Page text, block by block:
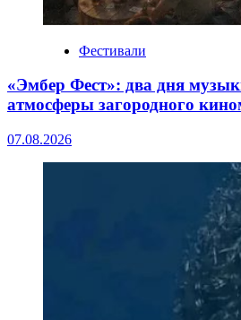
Фестивали
«Эмбер Фест»: два дня
атмосферы загородного
07.08.2026